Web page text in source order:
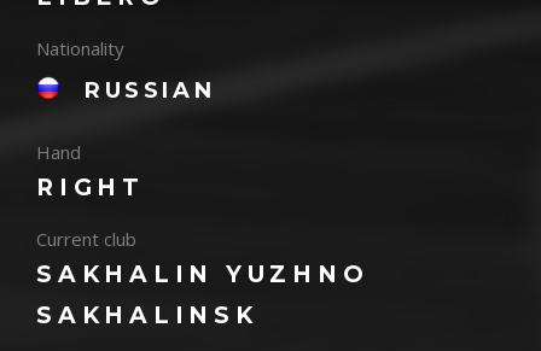
Nationality
RUSSIAN
Hand
RIGHT
Current club
SAKHALIN YUZHNO
SAKHALINSK